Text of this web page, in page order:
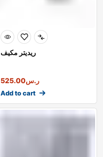
ريديتر مكيف
ر.س525.00
Add to cart